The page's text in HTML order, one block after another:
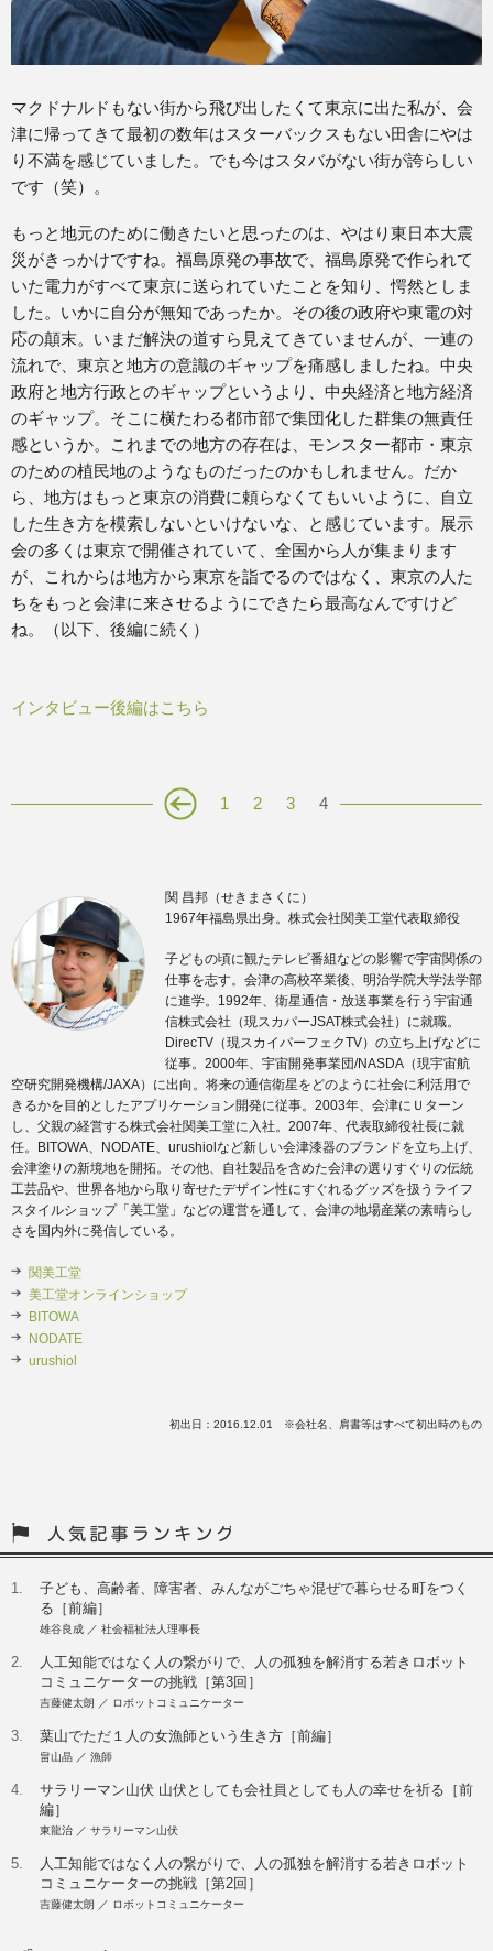
マクドナルドもない街から飛び出したくて東京に出た私が、会
津に帰ってきて最初の数年はスターバックスもない田舎にやは
り不満を感じていました。でも今はスタバがない街が誇らしい
です（笑）。
もっと地元のために働きたいと思ったのは、やはり東日本大震
災がきっかけですね。福島原発の事故で、福島原発で作られて
いた電力がすべて東京に送られていたことを知り、愕然としま
した。いかに自分が無知であったか。その後の政府や東電の対
応の顛末。いまだ解決の道すら見えてきていませんが、一連の
流れで、東京と地方の意識のギャップを痛感しましたね。中央
政府と地方行政とのギャップというより、中央経済と地方経済
のギャップ。そこに横たわる都市部で集団化した群集の無責任
感というか。これまでの地方の存在は、モンスター都市・東京
のための植民地のようなものだったのかもしれません。だか
ら、地方はもっと東京の消費に頼らなくてもいいように、自立
した生き方を模索しないといけないな、と感じています。展示
会の多くは東京で開催されていて、全国から人が集まります
が、これからは地方から東京を詣でるのではなく、東京の人た
ちをもっと会津に来させるようにできたら最高なんですけど
ね。（以下、後編に続く）
インタビュー後編はこちら
1 2 3 4
関 昌邦（せきまさくに）
1967年福島県出身。株式会社関美工堂代表取締役
子どもの頃に観たテレビ番組などの影響で宇宙関係の
仕事を志す。会津の高校卒業後、明治学院大学法学部
に進学。1992年、衛星通信・放送事業を行う宇宙通
信株式会社（現スカパーJSAT株式会社）に就職。
DirecTV（現スカイパーフェクTV）の立ち上げなどに
従事。2000年、宇宙開発事業団/NASDA（現宇宙航
空研究開発機構/JAXA）に出向。将来の通信衛星をどのように社会に利活用で
きるかを目的としたアプリケーション開発に従事。2003年、会津にＵターン
し、父親の経営する株式会社関美工堂に入社。2007年、代表取締役社長に就
任。BITOWA、NODATE、urushiolなど新しい会津漆器のブランドを立ち上げ、
会津塗りの新境地を開拓。その他、自社製品を含めた会津の選りすぐりの伝統
工芸品や、世界各地から取り寄せたデザイン性にすぐれるグッズを扱うライフ
スタイルショップ「美工堂」などの運営を通して、会津の地場産業の素晴らし
さを国内外に発信している。
関美工堂
美工堂オンラインショップ
BITOWA
NODATE
urushiol
初出日：2016.12.01 ※会社名、肩書等はすべて初出時のもの
1.
子ども、高齢者、障害者、みんながごちゃ混ぜで暮らせる町をつく
る［前編］
雄谷良成 ／ 社会福祉法人理事長
2.
人工知能ではなく人の繋がりで、人の孤独を解消する若きロボット
コミュニケーターの挑戦［第3回］
吉藤健太朗 ／ ロボットコミュニケーター
3. 葉山でただ１人の女漁師という生き方［前編］
畠山晶 ／ 漁師
4.
サラリーマン山伏 山伏としても会社員としても人の幸せを祈る［前
編］
東龍治 ／ サラリーマン山伏
5.
人工知能ではなく人の繋がりで、人の孤独を解消する若きロボット
コミュニケーターの挑戦［第2回］
吉藤健太朗 ／ ロボットコミュニケーター